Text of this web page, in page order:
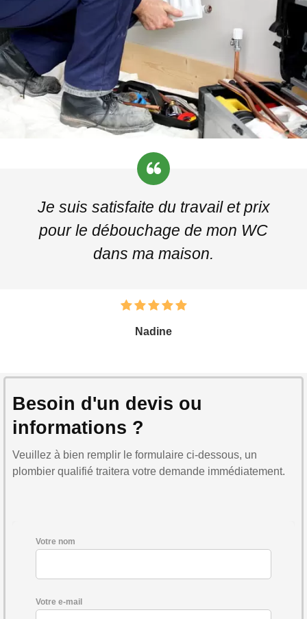
Je suis satisfaite du travail et prix
pour le débouchage de mon WC
dans ma maison.
Nadine
Besoin d'un devis ou
informations ?
Veuillez à bien remplir le formulaire ci-dessous, un
plombier qualifié traitera votre demande immédiatement.
Votre nom
Votre e-mail